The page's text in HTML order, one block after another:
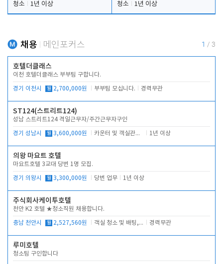
청소
1년 이상
청소
1년 이상
채용 메인포커스 1 / 3
호텔더클래스
이천 호텔더클래스 부부팀 구합니다.
경기 이천시 월 2,700,000원 부부팀 모십니다. 경력무관
ST124(스트리트124)
성남 스트리트124 격일근무자/주간근무자구인
경기 성남시 월 3,600,000원 카운터 및 객실관리 전반 1년 이상
의왕 마요트 호텔
마요트호텔 3교대 당번 1명 모집.
경기 의왕시 월 3,300,000원 당번 업무 1년 이상
주식회사케이투호텔
천안 K2 호텔 ★청소직원 채용합니다.
충남 천안시 월 2,527,560원 객실 청소 및 배팅, 주변 시설 청소 경력무관
루미호텔
청소팀 구인합니다